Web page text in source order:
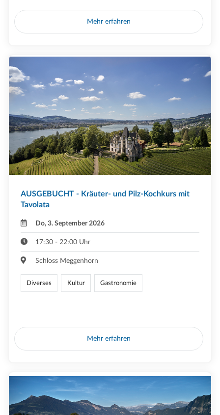
Mehr erfahren
AUSGEBUCHT - Kräuter- und Pilz-Kochkurs mit
Tavolata
Do, 3. September 2026
17:30 - 22:00 Uhr
Schloss Meggenhorn
Diverses Kultur Gastronomie
Mehr erfahren